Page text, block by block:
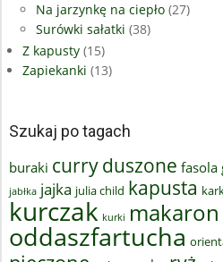
Na jarzynkę na ciepło (27)
Surówki sałatki (38)
Z kapusty (15)
Zapiekanki (13)
Szukaj po tagach
buraki curryduszone fasola
jabłka jajka julia child kapusta
kurczak kurki makaron
oddaszfartucha